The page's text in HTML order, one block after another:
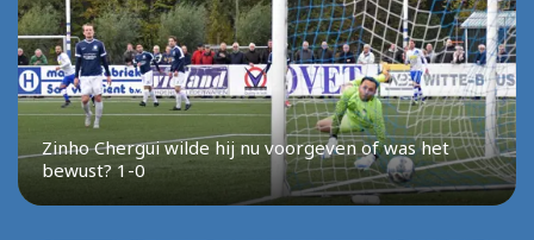
Zinho Chergui wilde hij nu voorgeven of was het
bewust? 1-0